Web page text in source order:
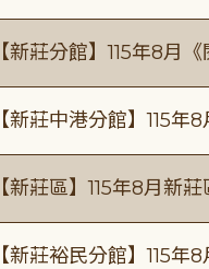
【新莊分館】115年8月
【新莊中港分館】115
【新莊區】115年8月新
【新莊裕民分館】115